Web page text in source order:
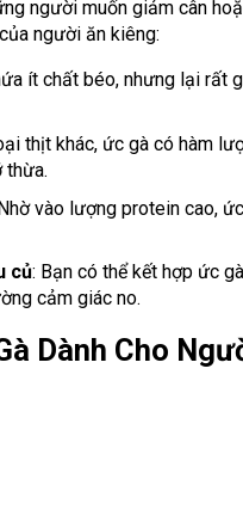
người muốn giảm cân
người ăn kiêng:
ít chất béo, nhưng lại rất
thịt khác, ức gà có hàm
thừa.
vào lượng protein cao,
củ: Bạn có thể kết hợp ức
cảm giác no.
Dành Cho